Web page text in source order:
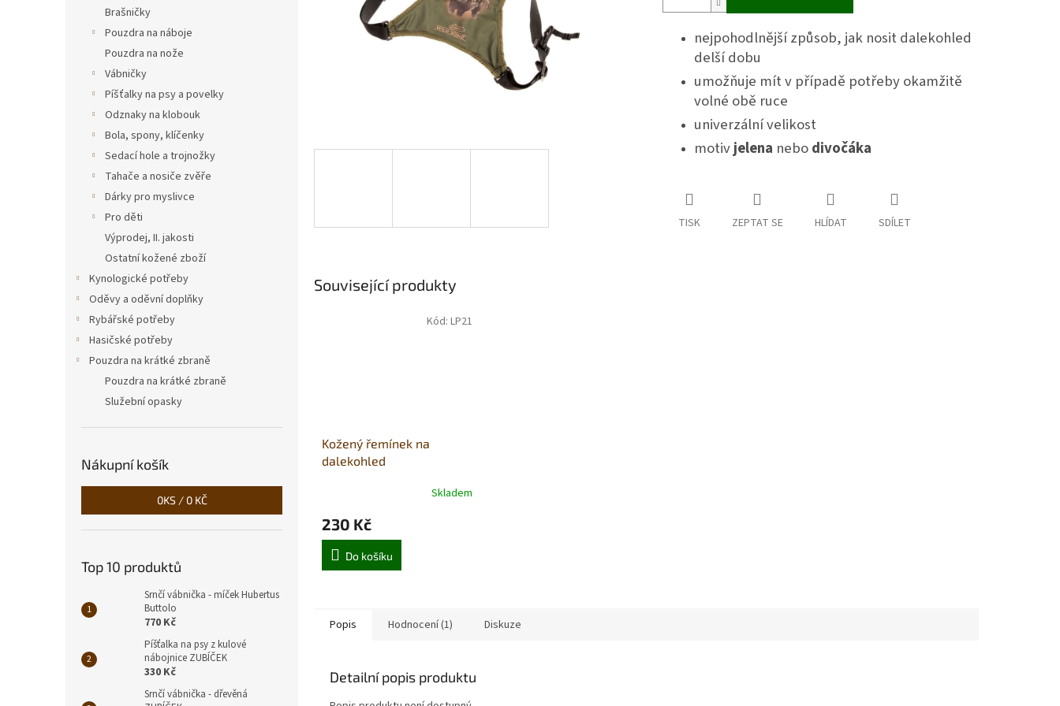
Brašničky
Pouzdra na náboje
Pouzdra na nože
Vábničky
Píšťalky na psy a povelky
Odznaky na klobouk
Bola, spony, klíčenky
Sedací hole a trojnožky
Tahače a nosiče zvěře
Dárky pro myslivce
Pro děti
Výprodej, II. jakosti
Ostatní kožené zboží
Kynologické potřeby
Oděvy a oděvní doplňky
Rybářské potřeby
Hasičské potřeby
Pouzdra na krátké zbraně
Pouzdra na krátké zbraně
Služební opasky
Nákupní košík
0KS / 0 KČ
Top 10 produktů
Srnčí vábnička - míček Hubertus
Buttolo
770 Kč
Píšťalka na psy z kulové
nábojnice ZUBÍČEK
330 Kč
Srnčí vábnička - dřevěná
nejpohodlnější způsob, jak nosit dalekohled
delší dobu
umožňuje mít v případě potřeby okamžitě
volné obě ruce
univerzální velikost
motivjelena nebodivočáka
TISK ZEPTAT SE HLÍDAT SDÍLET
Související produkty
Kožený řemínek na
dalekohled
Skladem
230 Kč
Do košíku
Kód: LP21
Popis Hodnocení (1) Diskuze
Detailní popis produktu